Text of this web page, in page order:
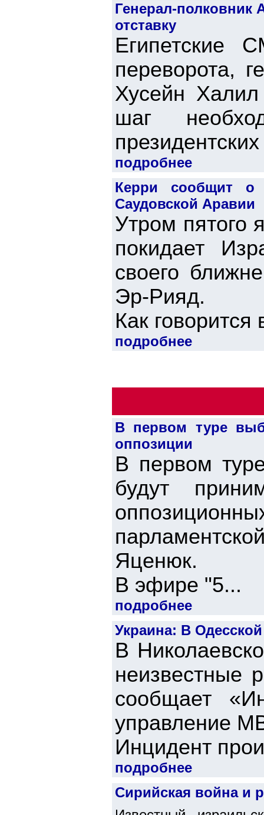
Генерал-полковник
отставку
Египетские
переворота,
Хусейн
шаг
подробнее
Керри сообщит о
Саудовской Аравии
Утром пятого
покидает
своего
Эр-Рияд.
Как
подробнее
В первом туре
оппозиции
В первом
будут
Яценюк.
В эфире "5...
подробнее
Украина: В
В
неизвестные
сообщает
управление
Инцидент
подробнее
Сирийская война и